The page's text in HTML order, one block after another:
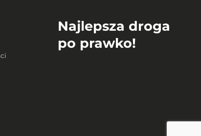
Najlepsza droga
po prawko!